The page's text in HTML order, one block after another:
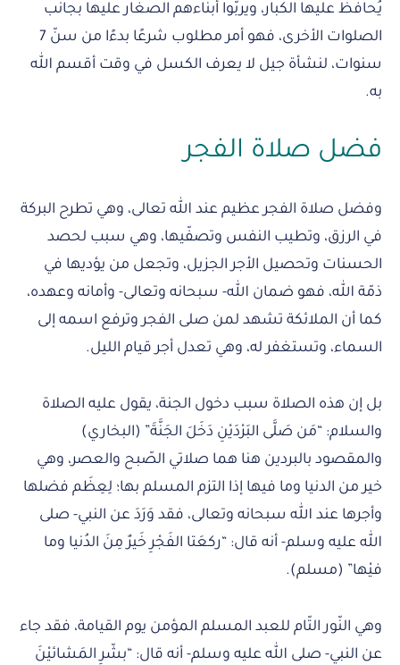
يُحافظ عليها الكبار، ويربّوا أبناءهم الصغار عليها بجانب
الصلوات الأخرى، فهو أمر مطلوب شرعًا بدءًا من سنّ 7
سنوات، لنشأة جيل لا يعرف الكسل في وقت أقسم الله
به.
فضل صلاة الفجر
وفضل صلاة الفجر عظيم عند الله تعالى، وهي تطرح البركة
في الرزق، وتطيب النفس وتصفّيها، وهي سبب لحصد
الحسنات وتحصيل الأجر الجزيل، وتجعل من يؤديها في
ذمّة الله، فهو ضمان الله- سبحانه وتعالى- وأمانه وعهده،
كما أن الملائكة تشهد لمن صلى الفجر وترفع اسمه إلى
السماء، وتستغفر له، وهي تعدل أجر قيام الليل.
بل إن هذه الصلاة سبب دخول الجنة، يقول عليه الصلاة
والسلام: “مَن صَلَّى البَرْدَيْنِ دَخَلَ الجَنَّةَ” (البخاري)
والمقصود بالبردين هنا هما صلاتي الصّبح والعصر، وهي
خير من الدنيا وما فيها إذا التزم المسلم بها؛ لِعِظَم فضلها
وأجرها عند الله سبحانه وتعالى، فقد وَرَدَ عن النبي- صلى
الله عليه وسلم- أنه قال: “ركعَتا الفَجْرِ خَيرٌ مِنَ الدُنيا وما
فيْها” (مسلم).
وهي النّور التّام للعبد المسلم المؤمن يوم القيامة، فقد جاء
عن النبي- صلى الله عليه وسلم- أنه قال: “بشّرِ المَشائيْنَ